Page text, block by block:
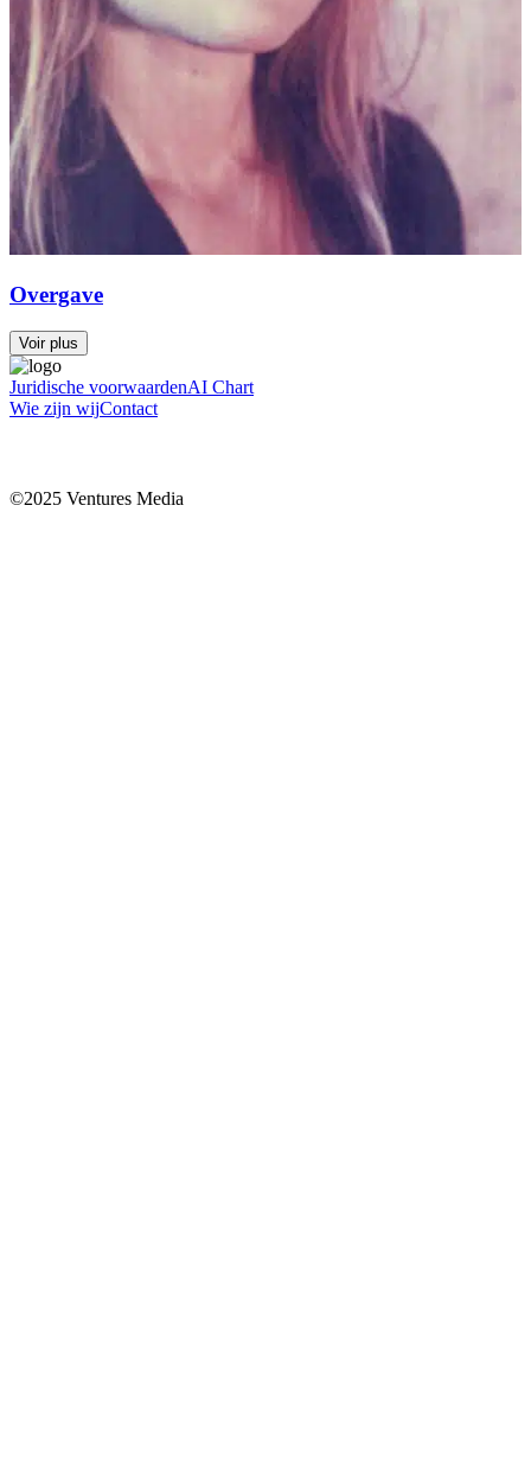
Overgave
Voir plus
Juridische voorwaardenAI Chart
Wie zijn wijContact
©2025 Ventures Media